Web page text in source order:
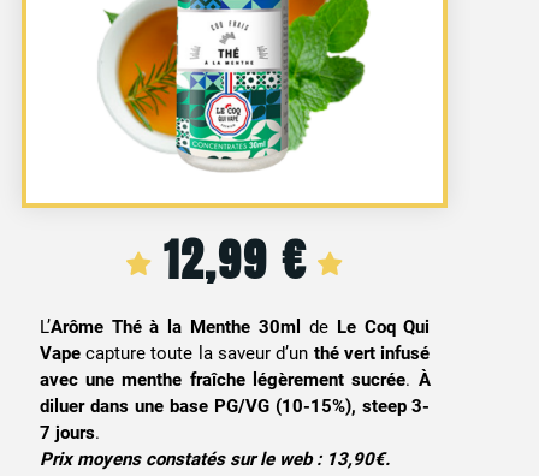
12,99 €
L’Arôme Thé à la Menthe 30ml de Le Coq Qui
Vapecapture toute la saveur d’un thé vert infusé
avec une menthe fraîche légèrement sucrée. À
diluer dans une base PG/VG (10-15%), steep 3-
7 jours.
Prix moyens constatés sur le web : 13,90€.